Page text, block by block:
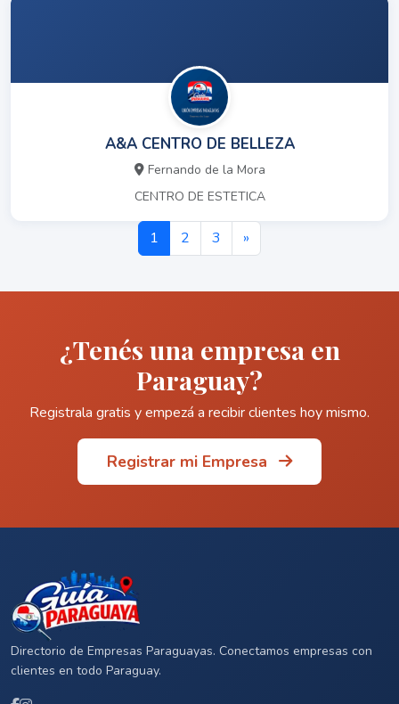
A&A CENTRO DE BELLEZA
Fernando de la Mora
CENTRO DE ESTETICA
1 2 3 »
¿Tenés una empresa en
Paraguay?
Registrala gratis y empezá a recibir clientes hoy mismo.
Registrar mi Empresa
Directorio de Empresas Paraguayas. Conectamos empresas con
clientes en todo Paraguay.